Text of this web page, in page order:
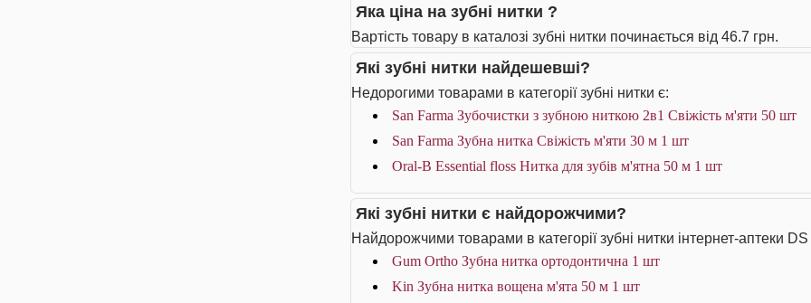
Яка ціна на зубні нитки ?
Вартість товару в каталозі зубні нитки починається від 46.7 грн.
Які зубні нитки найдешевші?
Недорогими товарами в категорії зубні нитки є:
San Farma Зубочистки з зубною ниткою 2в1 Свіжість м'яти 50 шт
San Farma Зубна нитка Свіжість м'яти 30 м 1 шт
Oral-B Essential floss Нитка для зубів м'ятна 50 м 1 шт
Які зубні нитки є найдорожчими?
Найдорожчими товарами в категорії зубні нитки інтернет-аптеки DS
Gum Ortho Зубна нитка ортодонтична 1 шт
Kin Зубна нитка вощена м'ята 50 м 1 шт